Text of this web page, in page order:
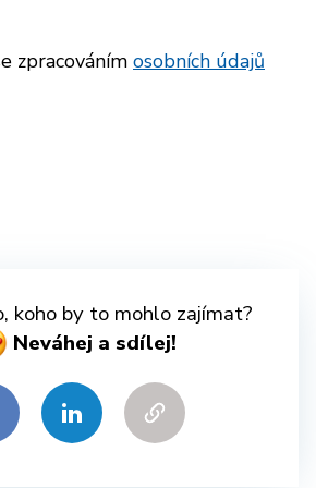
zpracováním osobních údajů
koho by to mohlo zajímat?
Neváhej a sdílej!